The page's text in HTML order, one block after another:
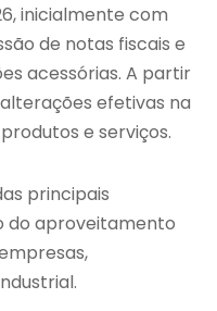
inicialmente com
de notas fiscais e
acessórias. A partir
efetivas na
e serviços.
principais
do aproveitamento